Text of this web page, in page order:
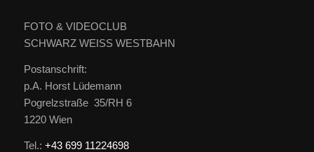
FOTO & VIDEOCLUB
SCHWARZ WEISS WESTBAHN
Postanschrift:
p.A. Horst Lüdemann
Pogrelzstraße 35/RH 6
1220 Wien
Tel.: +43 699 11224698